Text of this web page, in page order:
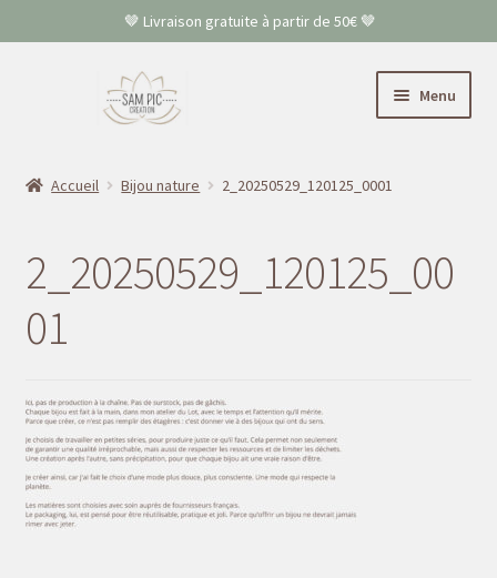
🤎 Livraison gratuite à partir de 50€ 🤎
Menu
Bracelets
Boucles d’oreilles
Contact
Mon univers
Accueil Bijou nature 2_20250529_120125_0001
2_20250529_120125_00
01